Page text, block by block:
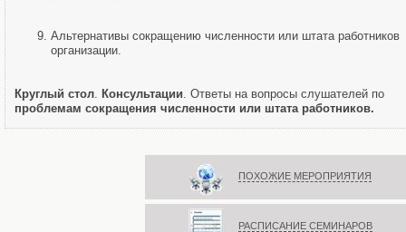
Альтернативы сокращению численности или штата работников
организации.
Круглый стол Консультации . Ответы на вопросы слушателей по
проблемам сокращения численности или штата работников.
ПОХОЖИЕ МЕРОПРИЯТИЯ
РАСПИСАНИЕ СЕМИНАРОВ